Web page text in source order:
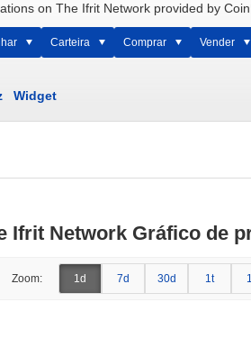
on The Ifrit Network provided by
Carteira Comprar Vender
Widget
Ifrit Network Gráfico de
Zoom: 1d 7d 30d 1t